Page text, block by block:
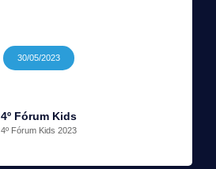
30/05/2023
4º Fórum Kids
4º Fórum Kids 2023